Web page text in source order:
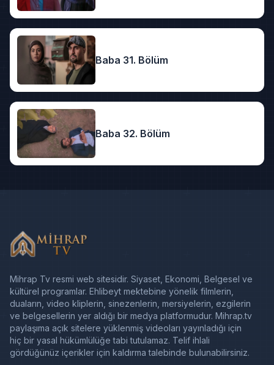
Baba 31. Bölüm
Baba 32. Bölüm
Mihrap Tv resmi web sitesidir. Siyaset, Ekonomi, Belgesel ve
kültürel programlar. Ehlibeyt mektebine yönelik filmlerin,
duaların, video kliplerin, sinezenlerin, mersiyelerin, ezgilerin
ve belgesellerin yer aldığı bir medya platformudur. Mihrap.tv
paylaşıma açık sitelere yüklenmiş videoları yayınladığı için
hiç bir yasal hükümlülüğe tabi tutulamaz. Telif ihlali
gördüğünüz içerikler için kaldırma talebinde bulunabilirsiniz.